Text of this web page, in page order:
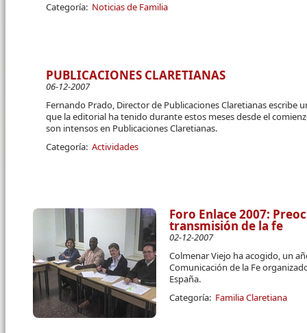
Categoría: Noticias de Familia
PUBLICACIONES CLARETIANAS
06-12-2007
Fernando Prado, Director de Publicaciones Claretianas escribe
que la editorial ha tenido durante estos meses desde el
son intensos en Publicaciones Claretianas.
Categoría: Actividades
Foro Enlace 2007:
transmisión de la fe
02-12-2007
Colmenar Viejo ha acogido, un
Comunicación de la Fe
España.
Categoría: Familia Claretiana